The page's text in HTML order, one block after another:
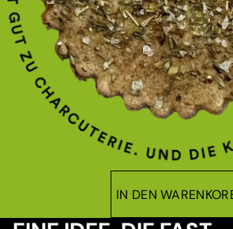
IN DEN